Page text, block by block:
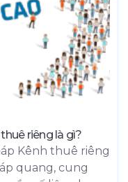
riêng là gì?
Kênh thuê riêng
quang, cung